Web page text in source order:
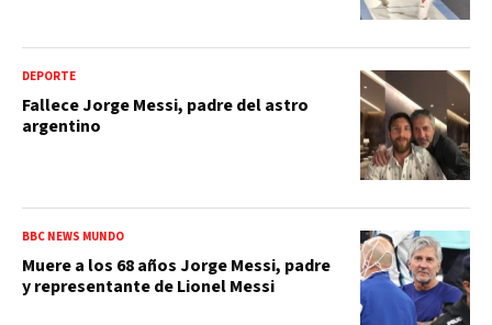
DEPORTE
Fallece Jorge Messi, padre del astro
argentino
BBC NEWS MUNDO
Muere a los 68 años Jorge Messi, padre
y representante de Lionel Messi